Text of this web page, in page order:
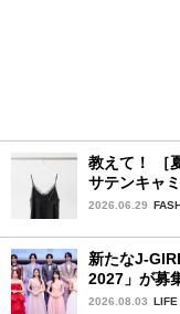
教えて！ ［
サテンキャ
2026.06.29
新たなJ-
2027」が募
視した「新
2026.08.03 LIFE